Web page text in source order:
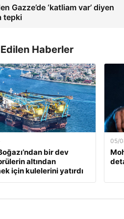
Gazze’de ‘katliam var’ diyen
tepki
Haberler
bir dev
altından
için kulelerini yatırdı
05/